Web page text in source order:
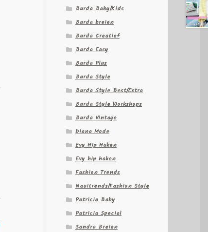
Burda Baby/Kids
Burda breien
Burda Creatief
Burda Easy
Burda Plus
Burda Style
Burda Style Best/Extra
Burda Style Workshops
Burda Vintage
Diana Mode
Evy Hip Haken
Evy hip haken
Fashion Trends
Naaitrends/Fashion Style
Patricia Baby
Patricia Special
Sandra Breien